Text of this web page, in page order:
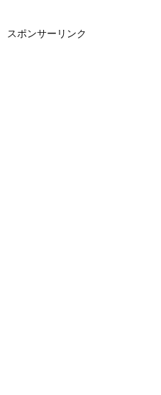
スポンサーリンク